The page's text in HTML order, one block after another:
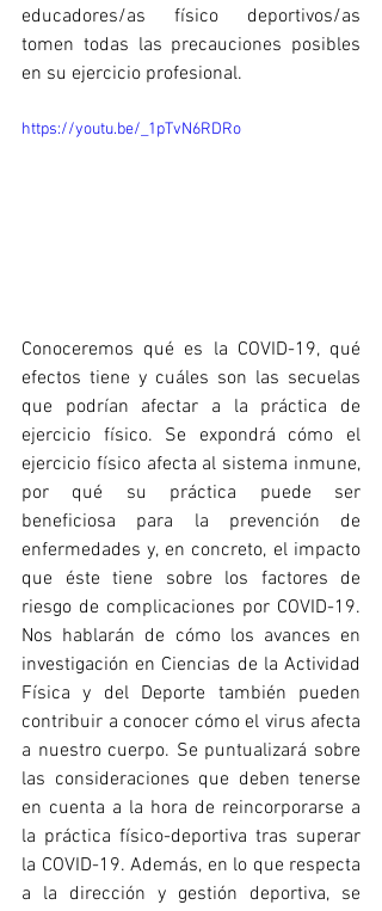
educadores/as físico deportivos/as
tomen todas las precauciones posibles
en su ejercicio profesional.
https://youtu.be/_1pTvN6RDRo
Conoceremos qué es la COVID-19, qué
efectos tiene y cuáles son las secuelas
que podrían afectar a la práctica de
ejercicio físico. Se expondrá cómo el
ejercicio físico afecta al sistema inmune,
por qué su práctica puede ser
beneficiosa para la prevención de
enfermedades y, en concreto, el impacto
que éste tiene sobre los factores de
riesgo de complicaciones por COVID-19.
Nos hablarán de cómo los avances en
investigación en Ciencias de la Actividad
Física y del Deporte también pueden
contribuir a conocer cómo el virus afecta
a nuestro cuerpo. Se puntualizará sobre
las consideraciones que deben tenerse
en cuenta a la hora de reincorporarse a
la práctica físico-deportiva tras superar
la COVID-19. Además, en lo que respecta
a la dirección y gestión deportiva, se